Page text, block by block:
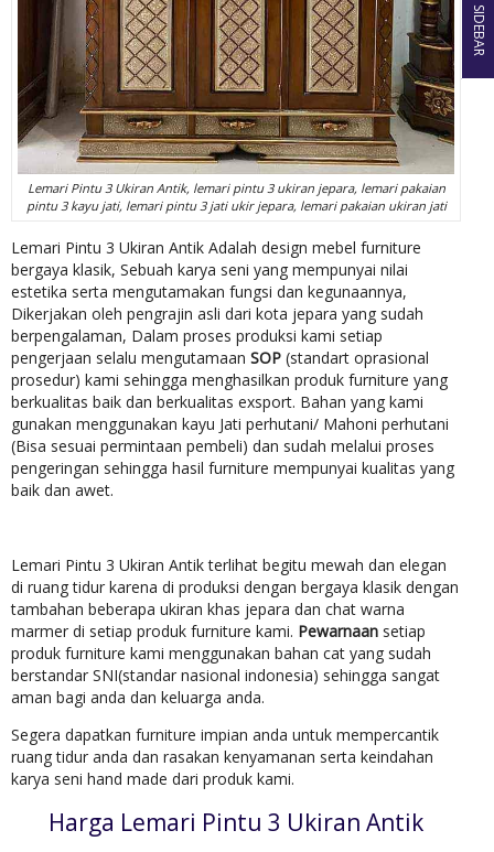
Lemari Pintu 3 Ukiran Antik, lemari pintu 3 ukiran jepara, lemari pakaian
pintu 3 kayu jati, lemari pintu 3 jati ukir jepara, lemari pakaian ukiran jati
Lemari Pintu 3 Ukiran Antik Adalah design mebel furniture
bergaya klasik, Sebuah karya seni yang mempunyai nilai
estetika serta mengutamakan fungsi dan kegunaannya,
Dikerjakan oleh pengrajin asli dari kota jepara yang sudah
berpengalaman, Dalam proses produksi kami setiap
pengerjaan selalu mengutamaan SOP (standart oprasional
prosedur) kami sehingga menghasilkan produk furniture yang
berkualitas baik dan berkualitas exsport. Bahan yang kami
gunakan menggunakan kayu Jati perhutani/ Mahoni perhutani
(Bisa sesuai permintaan pembeli) dan sudah melalui proses
pengeringan sehingga hasil furniture mempunyai kualitas yang
baik dan awet.
Lemari Pintu 3 Ukiran Antik terlihat begitu mewah dan elegan
di ruang tidur karena di produksi dengan bergaya klasik dengan
tambahan beberapa ukiran khas jepara dan chat warna
marmer di setiap produk furniture kami. Pewarnaan setiap
produk furniture kami menggunakan bahan cat yang sudah
berstandar SNI(standar nasional indonesia) sehingga sangat
aman bagi anda dan keluarga anda.
Segera dapatkan furniture impian anda untuk mempercantik
ruang tidur anda dan rasakan kenyamanan serta keindahan
karya seni hand made dari produk kami.
Harga Lemari Pintu 3 Ukiran Antik
SIDEBAR